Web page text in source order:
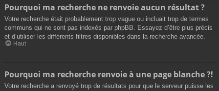
Pourquoi ma recherche ne renvoie aucun résultat ?
Votre recherche était probablement trop vague ou incluait trop de termes
communs qui ne sont pas indexés par phpBB. Essayez d’être plus précis
et d’utiliser les différents filtres disponibles dans la recherche avancée.
Haut
Pourquoi ma recherche renvoie à une page blanche ?!
Votre recherche a renvoyé trop de résultats pour que le serveur puisse les